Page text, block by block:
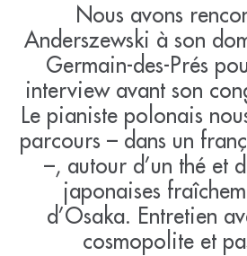
Nous avons
Anderszewski à son
Germain-des-Prés
interview avant son
Le pianiste polonais
parcours – dans un
–, autour d’un thé et
japonaises
d’Osaka. Entretien
cosmopolite et